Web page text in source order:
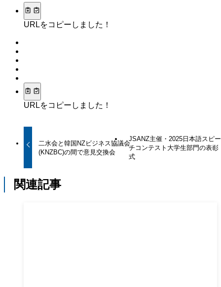
URLをコピーしました！
URLをコピーしました！
二水会と韓国NZビジネス協議会
(KNZBC)の間で意見交換会
JSANZ主催・2025日本語スピー
チコンテスト大学生部門の表彰
式
関連記事